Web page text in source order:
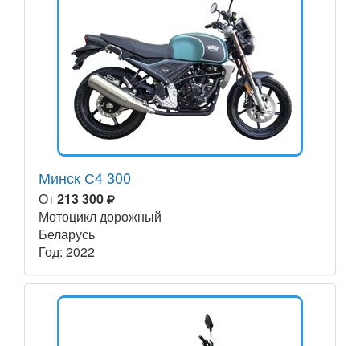
Минск С4 300
От213 300
Мотоцикл дорожный
Беларусь
Год: 2022